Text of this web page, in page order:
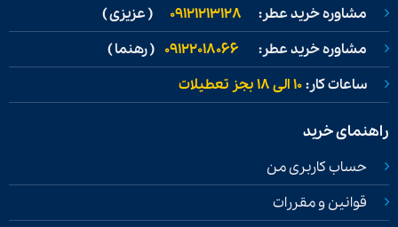
مشاوره خرید عطر: 09121213128 ( عزیزی )
مشاوره خرید عطر: 09122018066 ( رهنما )
ساعات کار:۱۰ الی ۱۸ بجز تعطیلات
راهنمای خرید
حساب کاربری من
قوانین و مقررات